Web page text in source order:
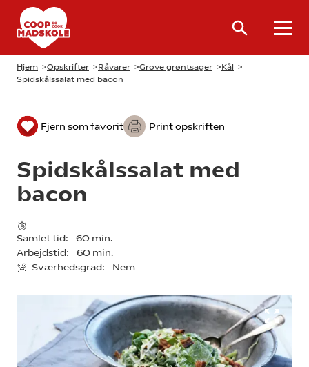
Hjem >Opskrifter >Råvarer >Grove grøntsager >Kål >
Spidskålssalat med bacon
Fjern som favorit Print opskriften
Spidskålssalat med
bacon
Samlet tid:
60 min.
Arbejdstid:
60 min.
Sværhedsgrad:
Nem